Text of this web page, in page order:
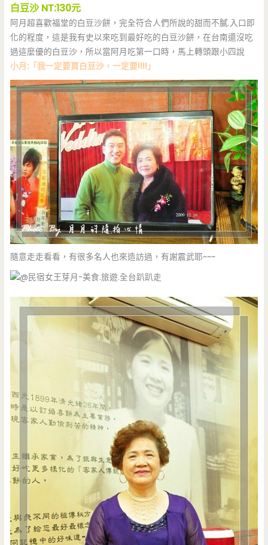
白豆沙 NT:130元
阿月超喜歡福堂的白豆沙餅，完全符合人們所說的甜而不膩.入口即
化的程度，這是我有史以來吃到最好吃的白豆沙餅，在台南還沒吃
過這麼優的白豆沙，所以當阿月吃第一口時，馬上轉頭跟小四說
小月:「我一定要買白豆沙，一定要!!!!」
隨意走走看看，有很多名人也來造訪過，有謝震武耶~~~